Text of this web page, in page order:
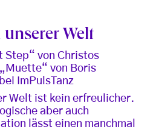
Welt
Step“ von Christos
von Boris
ImPulsTanz
Welt ist kein erfreulicher.
aber auch
lässt einen manchmal